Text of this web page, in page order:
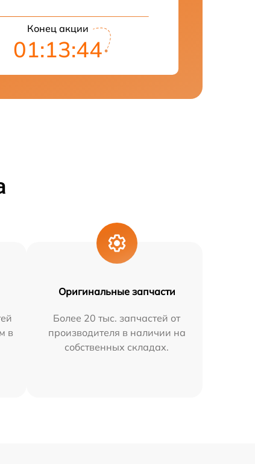
Конец акции
01:13:43
в
Оригинальные запчасти
Более 20 тыс. запчастей от
производителя в наличии на
собственных складах.